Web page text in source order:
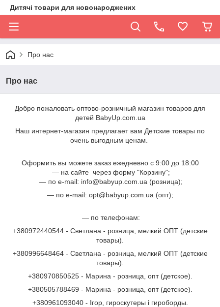
Дитячі товари для новонароджених
Про нас
Про нас
Добро пожаловать оптово-розничный магазин товаров для
детей BabyUp.com.ua
Наш интернет-магазин предлагает вам Детские товары по
очень выгодным ценам.
Оформить вы можете заказ ежедневно с 9:00 до 18:00
— на сайте через форму "Корзину";
— по е-mail: info@babyup.com.ua (розница);
— по е-mail: opt@babyup.com.ua (опт);
— по телефонам:
+380972440544 - Светлана - розница, мелкий ОПТ (детские
товары).
+380996648464- Светлана - розница, мелкий ОПТ (детские
товары).
+380970850525 - Марина - розница, опт (детское).
+380505788469 - Марина - розница, опт (детское).
+380961093040 - Ігор, гироскутеры і гироборды.